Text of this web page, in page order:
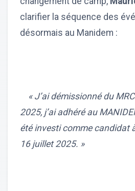
clarifier la séquence des
désormais au Manidem :
« J’ai démissionné du
2025, j’ai adhéré au
été investi comme candidat
16 juillet 2025. »